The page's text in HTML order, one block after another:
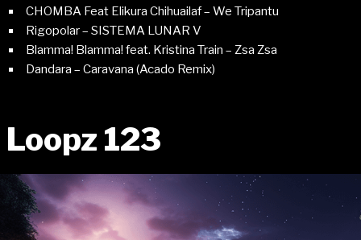
CHOMBA Feat Elikura Chihuailaf – We Tripantu
Rigopolar – SISTEMA LUNAR V
Blamma! Blamma! feat. Kristina Train – Zsa Zsa
Dandara – Caravana (Acado Remix)
Loopz 123